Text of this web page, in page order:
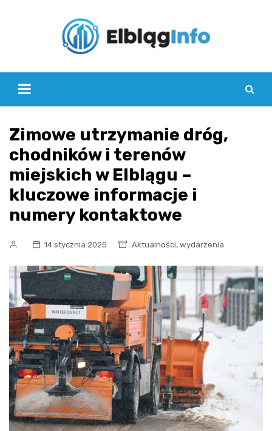
Zimowe utrzymanie dróg,
chodników i terenów
miejskich w Elblągu –
kluczowe informacje i
numery kontaktowe
14 stycznia 2025 Aktualności, wydarzenia